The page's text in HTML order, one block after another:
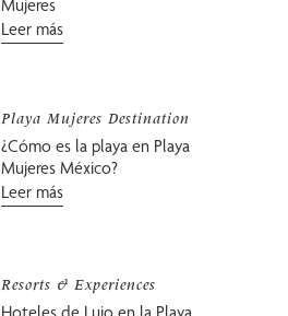
Mujeres
Leer más
Playa Mujeres Destination
¿Cómo es la playa en Playa
Mujeres México?
Leer más
Resorts & Experiences
Hoteles de Lujo en la Playa